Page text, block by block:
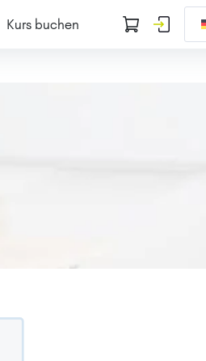
Kurs buchen